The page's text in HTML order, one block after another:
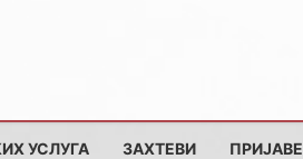
УСЛУГА ЗАХТЕВИ ПРИЈАВЕ